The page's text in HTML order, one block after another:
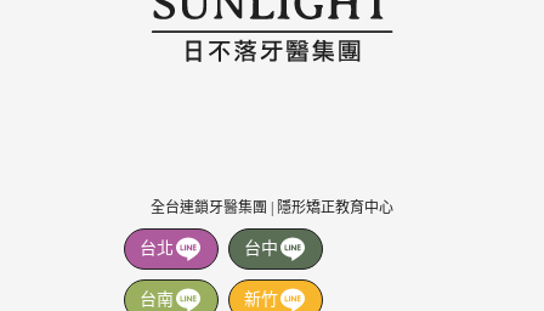
全台連鎖牙醫集團 | 隱形矯正教育中心
台北 台中
台南 新竹